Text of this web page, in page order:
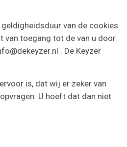
van de cookies
van toegang tot de van u door
. De Keyzer
is, dat wij er zeker van
U hoeft dat dan niet